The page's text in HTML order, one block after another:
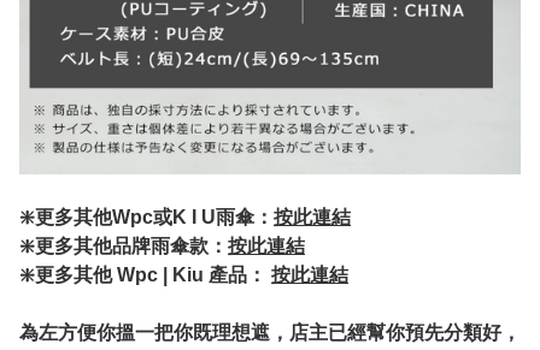
❇️更多其他Wpc或K I U雨傘： 按此連結
❇️更多其他品牌雨傘款： 按此連結
❇️更多其他 Wpc | Kiu 產品： 按此連結
為左方便你搵一把你既理想遮，店主已經幫你預先分類好，